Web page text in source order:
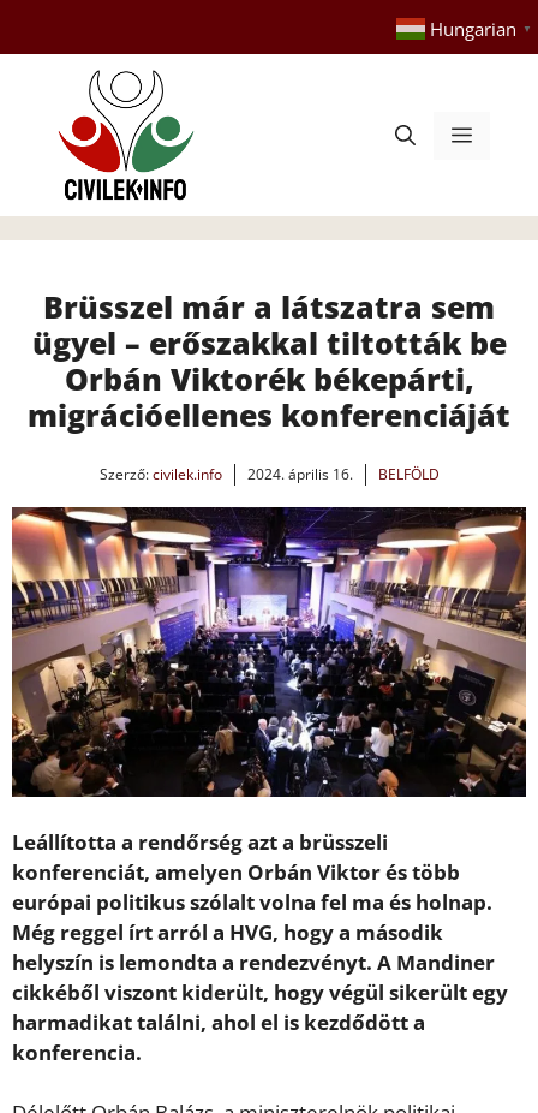
tartalomba
Hungarian ▼
Menü
Brüsszel már a látszatra sem
ügyel – erőszakkal tiltották be
Orbán Viktorék békepárti,
migrációellenes konferenciáját
Szerző:civilek.info 2024. április 16. BELFÖLD
Leállította a rendőrség azt a brüsszeli
konferenciát, amelyen Orbán Viktor és több
európai politikus szólalt volna fel ma és holnap.
Még reggel írt arról a HVG, hogy a második
helyszín is lemondta a rendezvényt. A Mandiner
cikkéből viszont kiderült, hogy végül sikerült egy
harmadikat találni, ahol el is kezdődött a
konferencia.